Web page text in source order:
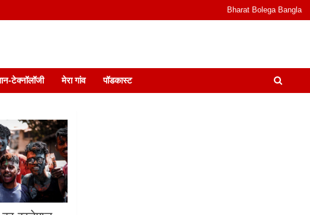
Bharat Bolega Bangla
& Podcast I जानकारी भी समझदारी भी और पॉडकास्ट
टेक्नॉलॉजी मेरा गांव पॉडकास्ट